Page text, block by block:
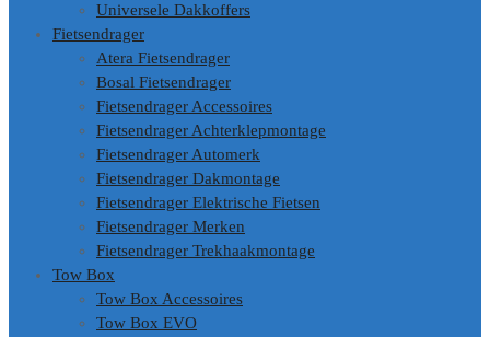
Universele Dakkoffers
Fietsendrager
Atera Fietsendrager
Bosal Fietsendrager
Fietsendrager Accessoires
Fietsendrager Achterklepmontage
Fietsendrager Automerk
Fietsendrager Dakmontage
Fietsendrager Elektrische Fietsen
Fietsendrager Merken
Fietsendrager Trekhaakmontage
Tow Box
Tow Box Accessoires
Tow Box EVO